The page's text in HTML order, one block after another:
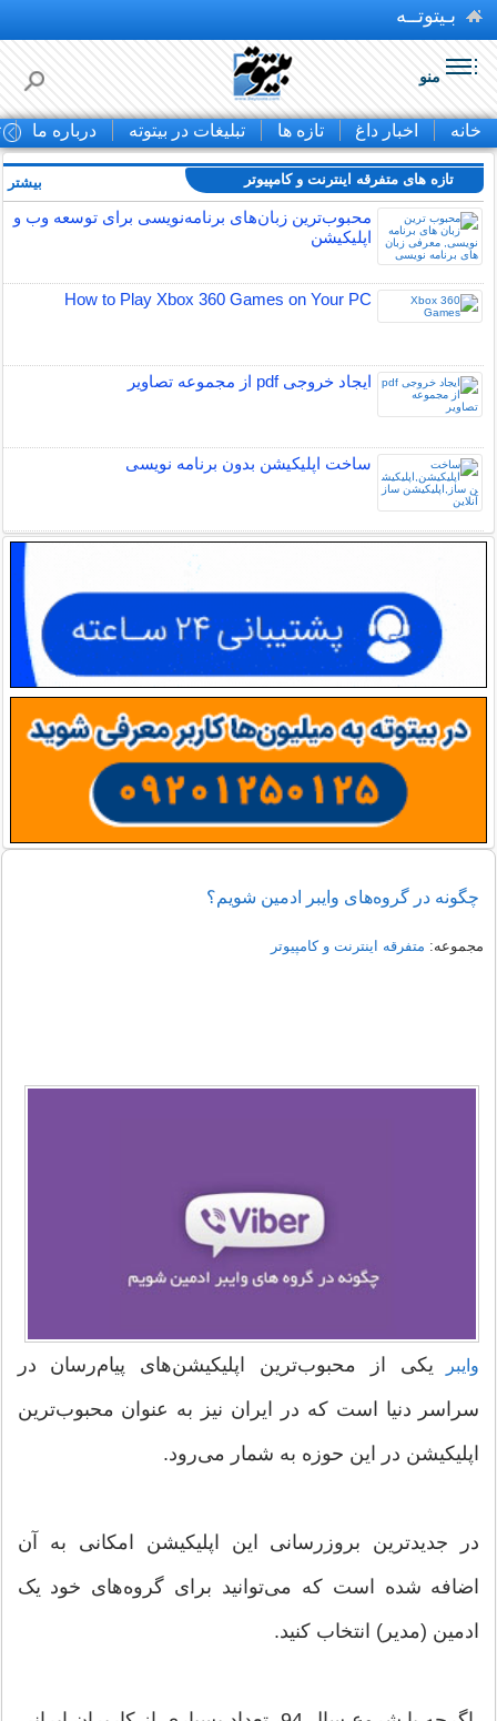
بـیتوتــه
منو
خانه اخبار داغ تازه ها تبلیغات در بیتوته درباره ما
تازه های متفرقه اينترنت و كامپيوتر
محبوب‌ترین زبان‌های برنامه‌نویسی برای توسعه وب و
اپلیکیشن
How to Play Xbox 360 Games on Your PC
ایجاد خروجی pdf از مجموعه تصاویر
ساخت اپلیکیشن بدون برنامه نویسی
بیشتر
چگونه در گروه‌های وایبر ادمین شویم؟
مجموعه: متفرقه اينترنت و كامپيوتر
وایبر یکی از محبوب‌ترین اپلیکیشن‌های پیام‌رسان در
سراسر دنیا است که در ایران نیز به عنوان محبوب‌ترین
اپلیکیشن در این حوزه به شمار می‌رود.
در جدیدترین بروزرسانی این اپلیکیشن امکانی به آن
اضافه شده است که می‌توانید برای گروه‌های خود یک
ادمین (مدیر) انتخاب کنید.